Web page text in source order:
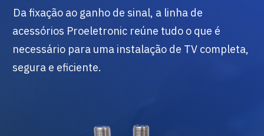
Da fixação ao ganho de sinal, a linha de
acessórios Proeletronic reúne tudo o que é
necessário para uma instalação de TV completa,
segura e eficiente.